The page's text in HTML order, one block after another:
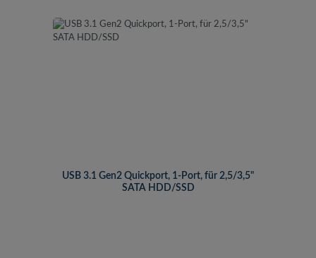
USB 3.1 Gen2 Quickport, 1-Port, für 2,5/3,5"
SATA HDD/SSD